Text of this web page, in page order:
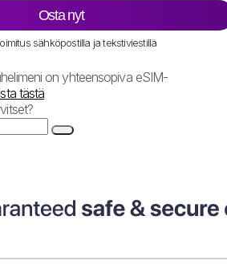
Osta nyt
sähköpostilla ja tekstiviestillä
on yhteensopiva eSIM-
tästä